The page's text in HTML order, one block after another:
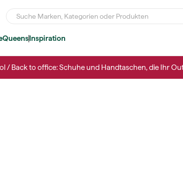
QueensInspiration
/ Back to office: Schuhe und Handtaschen, die Ihr